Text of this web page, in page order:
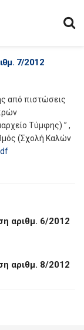
7/2012
από πιστώσεις
Τύμφης) ” ,
(Σχολή Καλών
αριθμ. 6/2012
αριθμ. 8/2012